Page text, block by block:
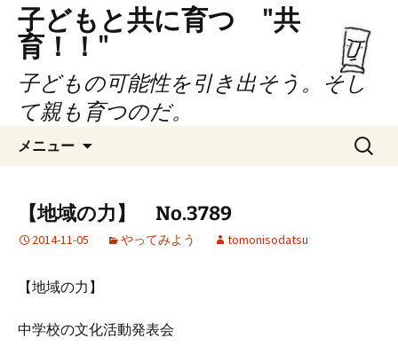
子どもと共に育つ "共
育！！"
子どもの可能性を引き出そう。そし
て親も育つのだ。
メニュー
ン
ツ
キ
プ
検
索:
【地域の力】 No.3789
2014-11-05 やってみよう tomonisodatsu
【地域の力】
中学校の文化活動発表会